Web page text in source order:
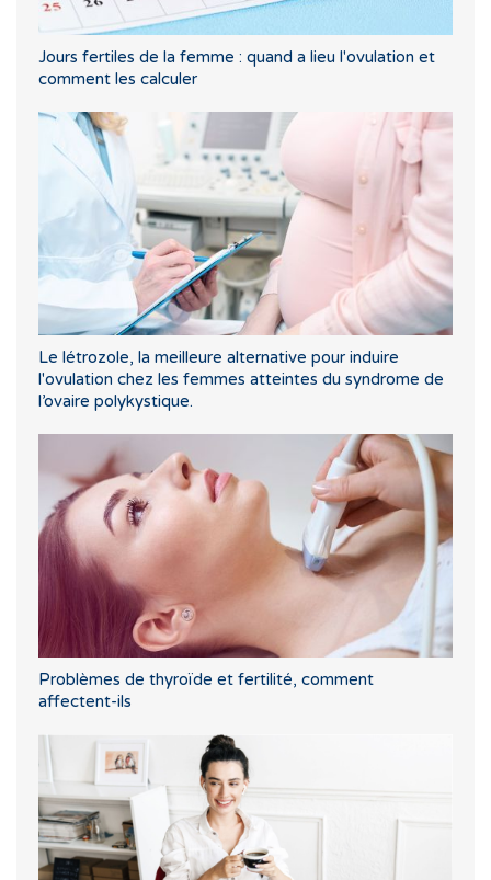
Jours fertiles de la femme : quand a lieu l'ovulation et
comment les calculer
Le létrozole, la meilleure alternative pour induire
l'ovulation chez les femmes atteintes du syndrome de
l’ovaire polykystique.
Problèmes de thyroïde et fertilité, comment
affectent-ils